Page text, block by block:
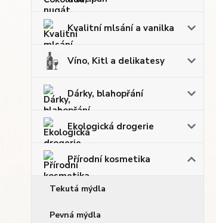
Kvalitní mlsání a vanilka
Víno, Kitl a delikatesy
Dárky, blahopřání
Ekologická drogerie
Přírodní kosmetika
Tekutá mýdla
Pevná mýdla